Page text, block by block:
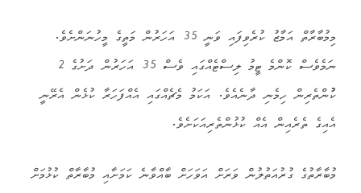
މިމުބާރާތް އަމާޒު ކުރެވިފައި ވަނީ 35 އަހަރުން މަތީގެ މީހުނަންށެވެ.
ނަމެވެސް ކޮންމެ ޓީމު ލިސްޓެއްގައި ވެސް 35 އަހަރުން ދަށުގެ 2
ކުުންތެރިން ހިމެނި ދާނެއެވެ. އަކަމު މެޗެއްގައި އެއްފަހަރާ ކުޅެން އެރޭނީ
އެއިގެ ތެރެއިން އެއް ކުޅުންތެރިއަކަށެވެ.
މުބާރާތުގެ ގުރުއަތުލުން ވަރަށް އަވަހަށް ބާއްވާނެ ކަމަށާއި މުބާރާތް ކުޅުމަށް